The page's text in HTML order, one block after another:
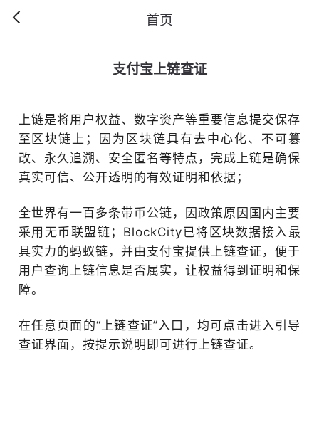
首页
支付宝上链查证
上链是将用户权益、数字资产等重要信息提交保存
至区块链上；因为区块链具有去中心化、不可篡
改、永久追溯、安全匿名等特点，完成上链是确保
真实可信、公开透明的有效证明和依据；
全世界有一百多条带币公链，因政策原因国内主要
采用无币联盟链；BlockCity已将区块数据接入最
具实力的蚂蚁链，并由支付宝提供上链查证，便于
用户查询上链信息是否属实，让权益得到证明和保
障。
在任意页面的“上链查证”入口，均可点击进入引导
查证界面，按提示说明即可进行上链查证。